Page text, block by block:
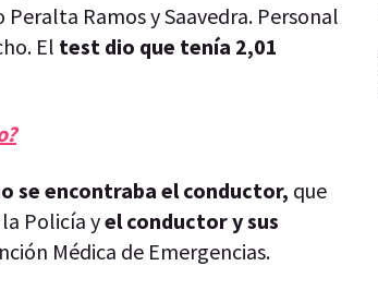
Ramos y Saavedra. Personal
El test dio que tenía 2,01
se encontraba el conductor, que
Policía yel conductor y sus
Médica de Emergencias.